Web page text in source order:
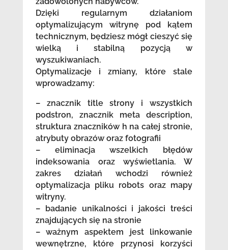
Dzięki regularnym działaniom
optymalizującym witrynę pod kątem
technicznym, będziesz mógł cieszyć się
wielką i stabilną pozycją w
wyszukiwaniach.
Optymalizacje i zmiany, które stale
wprowadzamy:
– znacznik title strony i wszystkich
podstron, znacznik meta description,
struktura znaczników h na całej stronie,
atrybuty obrazów oraz fotografii
– eliminacja wszelkich błędów
indeksowania oraz wyświetlania. W
zakres działań wchodzi również
optymalizacja pliku robots oraz mapy
witryny.
– badanie unikalności i jakości treści
znajdujących się na stronie
– ważnym aspektem jest linkowanie
wewnętrzne, które przynosi korzyści